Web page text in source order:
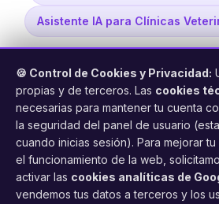
Asistente IA para Clínicas
FacilCita
Asistente inteligente de citas por
Gestión profesional de agenda
🍪 Control de Cookies y Privacidad:
propias y de terceros. Las cookies
necesarias para mantener tu cuenta
la seguridad del panel de usuario
cuando inicias sesión). Para mejorar
el funcionamiento de la web,
activar las cookies analíticas de
vendemos tus datos a terceros y los